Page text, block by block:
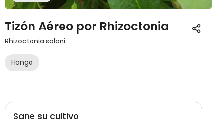
Tizón Aéreo por Rhizoctonia
Rhizoctonia solani
Hongo
Sane su cultivo